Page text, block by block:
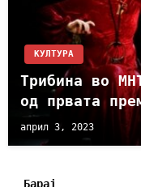
КУЛТУРА
Трибина во
од првата
април 3, 2023
Барај